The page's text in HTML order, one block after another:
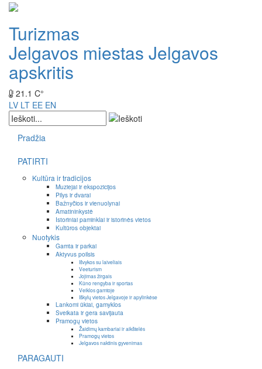
Turizmas
Jelgavos miestas Jelgavos
apskritis
21.1 C°
LV LT EE EN
Pradžia
PATIRTI
Kultūra ir tradicijos
Muziejai ir ekspozicijos
Pilys ir dvarai
Bažnyčios ir vienuolynai
Amatininkystė
Istoriniai paminklai ir istorinės vietos
Kultūros objektai
Nuotykis
Gamta ir parkai
Aktyvus poilsis
Išvykos su laiveliais
Veeturism
Jojimas žirgais
Kūno rengyba ir sportas
Veiklos gamtoje
Iškylų vietos Jelgavoje ir apylinkėse
Lankomi ūkiai, gamyklos
Sveikata ir gera savijauta
Pramogų vietos
Žaidimų kambariai ir aikštelės
Pramogų vietos
Jelgavos naktinis gyvenimas
PARAGAUTI